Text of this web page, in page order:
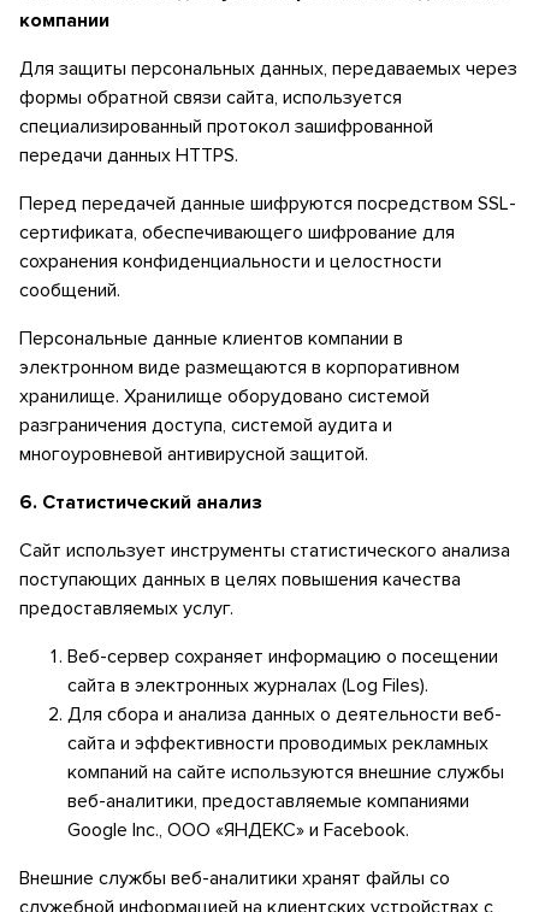
компании
Для защиты персональных данных, передаваемых через
формы обратной связи сайта, используется
специализированный протокол зашифрованной
передачи данных HTTPS.
Перед передачей данные шифруются посредством SSL-
сертификата, обеспечивающего шифрование для
сохранения конфиденциальности и целостности
сообщений.
Персональные данные клиентов компании в
электронном виде размещаются в корпоративном
хранилище. Хранилище оборудовано системой
разграничения доступа, системой аудита и
многоуровневой антивирусной защитой.
6. Статистический анализ
Сайт использует инструменты статистического анализа
поступающих данных в целях повышения качества
предоставляемых услуг.
Веб-сервер сохраняет информацию о посещении
сайта в электронных журналах (Log Files).
Для сбора и анализа данных о деятельности веб-
сайта и эффективности проводимых рекламных
компаний на сайте используются внешние службы
веб-аналитики, предоставляемые компаниями
Google Inc., ООО «ЯНДЕКС» и Facebook.
Внешние службы веб-аналитики хранят файлы со
служебной информацией на клиентских устройствах с
Бесплатная консультация